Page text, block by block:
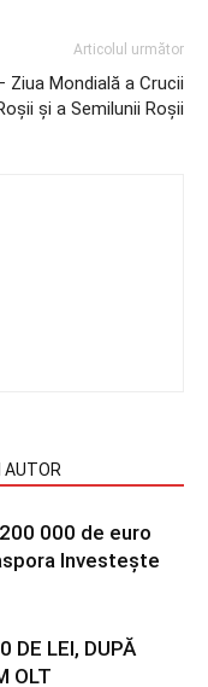
Articolul următor
Ziua Mondială a Crucii
și a Semilunii Roșii
AUTOR
000 de euro
Investește
DE LEI, DUPĂ
OLT